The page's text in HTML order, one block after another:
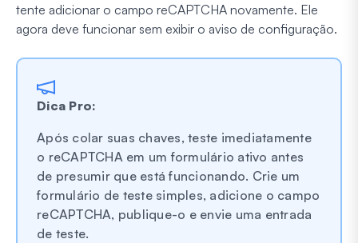
tente adicionar o campo reCAPTCHA novamente. Ele
agora deve funcionar sem exibir o aviso de configuração.
Dica Pro:
Após colar suas chaves, teste imediatamente
o reCAPTCHA em um formulário ativo antes
de presumir que está funcionando. Crie um
formulário de teste simples, adicione o campo
reCAPTCHA, publique-o e envie uma entrada
de teste.